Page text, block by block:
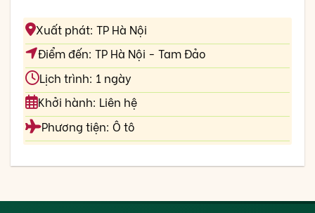
Xuất phát: TP Hà Nội
Điểm đến: TP Hà Nội - Tam Đảo
Lịch trình: 1 ngày
Khởi hành: Liên hệ
Phương tiện: Ô tô